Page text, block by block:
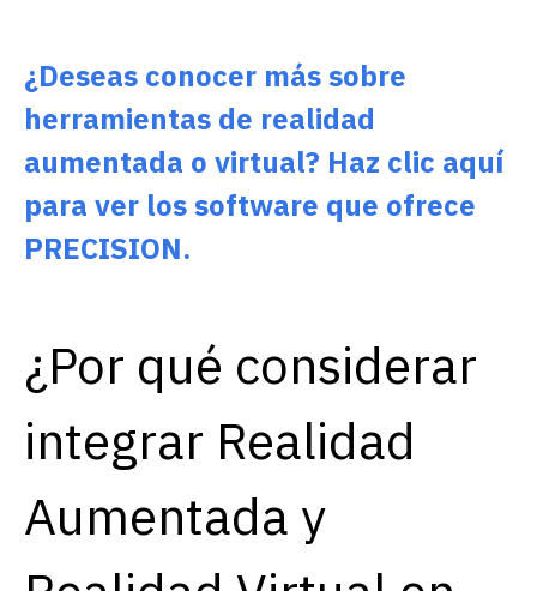
¿Deseas conocer más sobre
herramientas de realidad
aumentada o virtual? Haz clic aquí
para ver los software que ofrece
PRECISION.
¿Por qué considerar
integrar Realidad
Aumentada y